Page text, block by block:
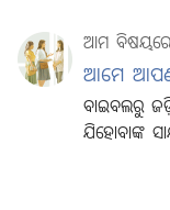
ଆମ ବିଷୟରେ
ଆମେ
ବାଇବଲରୁ
ଯିହୋବାଙ୍କ